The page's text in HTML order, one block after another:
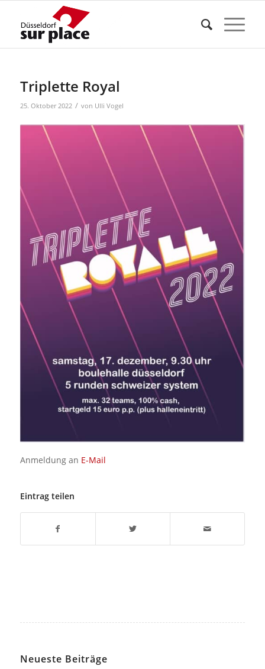
Triplette Royal
25. Oktober 2022 / von Ulli Vogel
Anmeldung an E-Mail
Eintrag teilen
Neueste Beiträge